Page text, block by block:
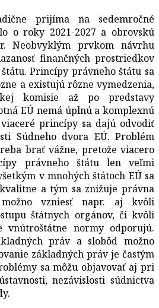
prijíma na sedemročné
o roky 2021-2027 a obrovskú
Neobvyklým prvkom návrhu
finančných prostriedkov
Princípy právneho štátu sa
a existujú rôzne vymedzenia,
komisie až po predstavy
EÚ nemá úplnú a komplexnú
princípy sa dajú odvodiť
Súdneho dvora EÚ. Problém
brať vážne, pretože viacero
právneho štátu len veľmi
v mnohých štátoch EÚ sa
a tým sa znižuje právna
vzniesť napr. aj kvôli
štátnych orgánov, či kvôli
vnútroštátne normy odporujú.
práv a slobôd možno
základných práv je častým
sa môžu objavovať aj pri
nezávislosti súdnictva